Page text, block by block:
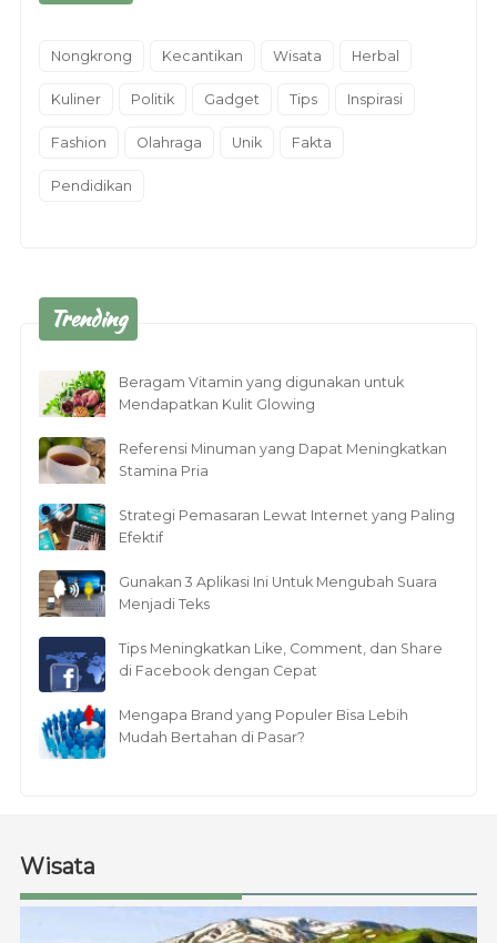
Nongkrong Kecantikan Wisata Herbal
Kuliner Politik Gadget Tips Inspirasi
Fashion Olahraga Unik Fakta
Pendidikan
Trending
Beragam Vitamin yang digunakan untuk
Mendapatkan Kulit Glowing
Referensi Minuman yang Dapat Meningkatkan
Stamina Pria
Strategi Pemasaran Lewat Internet yang Paling
Efektif
Gunakan 3 Aplikasi Ini Untuk Mengubah Suara
Menjadi Teks
Tips Meningkatkan Like, Comment, dan Share
di Facebook dengan Cepat
Mengapa Brand yang Populer Bisa Lebih
Mudah Bertahan di Pasar?
Wisata